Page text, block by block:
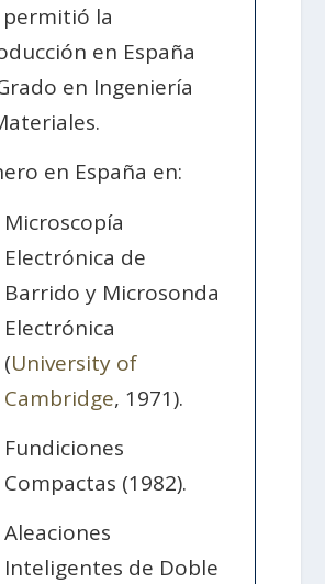
la
en España
en Ingeniería
en España en:
Microscopía
Electrónica de
Barrido y Microsonda
Electrónica
(University of
Cambridge, 1971).
Fundiciones
Compactas (1982).
Aleaciones
Inteligentes de Doble